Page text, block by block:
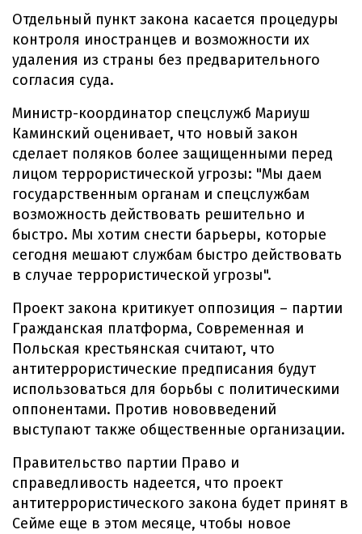
Отдельный пункт закона касается процедуры
контроля иностранцев и возможности их
удаления из страны без предварительного
согласия суда.
Министр-координатор спецслужб Мариуш
Каминский оценивает, что новый закон
сделает поляков более защищенными перед
лицом террористической угрозы: "Мы даем
государственным органам и спецслужбам
возможность действовать решительно и
быстро. Мы хотим снести барьеры, которые
сегодня мешают службам быстро действовать
в случае террористической угрозы".
Проект закона критикует оппозиция – партии
Гражданская платформа, Современная и
Польская крестьянская считают, что
антитеррористические предписания будут
использоваться для борьбы с политическими
оппонентами. Против нововведений
выступают также общественные организации.
Правительство партии Право и
справедливость надеется, что проект
антитеррористического закона будет принят в
Сейме еще в этом месяце, чтобы новое